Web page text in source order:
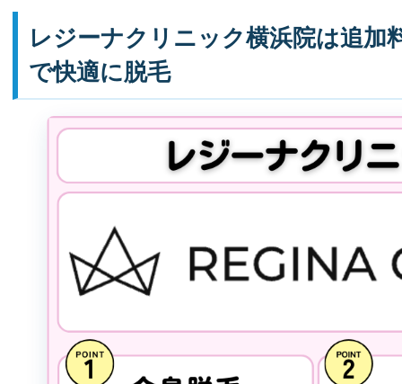
レジーナクリニック横浜院は追加
で快適に脱毛